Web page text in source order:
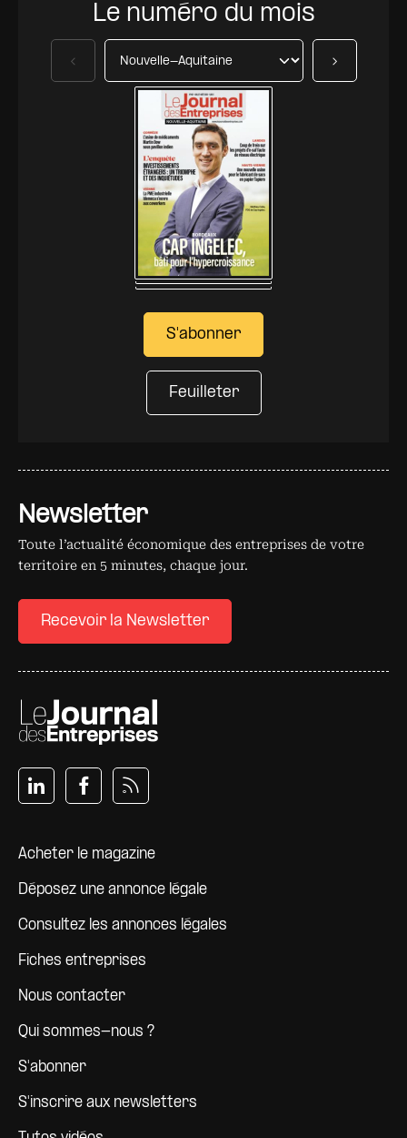
Newsletter
Toute l’actualité économique des entreprises de votre
territoire en 5 minutes, chaque jour.
Recevoir la Newsletter
Pied de page
Acheter le magazine
Déposez une annonce légale
Consultez les annonces légales
Fiches entreprises
Nous contacter
Qui sommes-nous ?
S'abonner
S'inscrire aux newsletters
Le numéro du mois
S'abonner
Feuilleter
Précédent Suivant